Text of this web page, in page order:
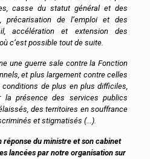
casse du statut général et des
précarisation de l’emploi et des
accélération et extension des
c’est possible tout de suite.
une guerre sale contre la Fonction
et plus largement contre celles
de plus en plus difficiles,
la présence des services publics
des territoires en souffrance
et stigmatisés (…).
réponse du ministre et son cabinet
lancées par notre organisation sur